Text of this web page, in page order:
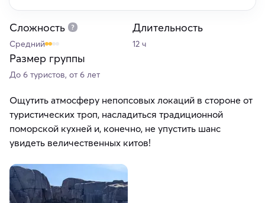
Сложность
Средний
Длительность
12 ч
Размер группы
До 6 туристов, от 6 лет
Ощутить атмосферу непопсовых локаций в стороне от
туристических троп, насладиться традиционной
поморской кухней и, конечно, не упустить шанс
увидеть величественных китов!